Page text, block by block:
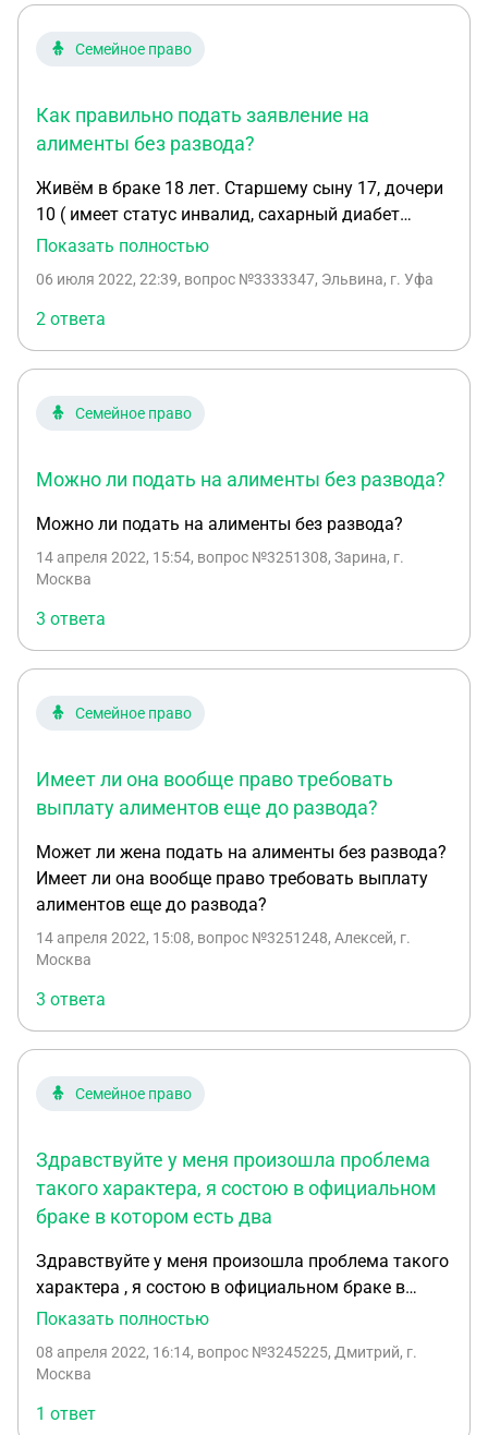
подала на алименты без развода) заверенное
нотариусом. В этом соглашении какую причину
надо указать и какой процент алиментов,чтобы
Семейное право
Как правильно подать заявление на
алименты без развода?
Живём в браке 18 лет. Старшему сыну 17, дочери
10 ( имеет статус инвалид, сахарный диабет
1типа) Разъезжаемся, дочь забираю с собой, т.к.
Официально не работаю, получаю по уходу за
ребёнком-инвалидом 10000 рублей. В общей
сложности у нас на 2-х 25000 рублей, своей
жилплощади нет. Как правильно подать
сделать по закону. Спасибо.
Показать полностью
06 июля 2022, 22:39, вопрос №3333347, Эльвина, г. Уфа
2 ответа
Семейное право
Можно ли подать на алименты без развода?
Можно ли подать на алименты без развода?
14 апреля 2022, 15:54, вопрос №3251308, Зарина, г.
Москва
3 ответа
Семейное право
Имеет ли она вообще право требовать
выплату алиментов еще до развода?
Может ли жена подать на алименты без развода?
Имеет ли она вообще право требовать выплату
алиментов еще до развода?
14 апреля 2022, 15:08, вопрос №3251248, Алексей, г.
Москва
3 ответа
Семейное право
Здравствуйте у меня произошла проблема
такого характера, я состою в официальном
браке в котором есть два
Здравствуйте у меня произошла проблема такого
характера , я состою в официальном браке в
котором есть два совместных ребёнка 7 лет и 1.5
пригрозила подать на алименты пока без развода
развода?) Я опасаюсь того что у меня есть
Показать полностью
08 апреля 2022, 16:14, вопрос №3245225, Дмитрий, г.
Москва
1 ответ